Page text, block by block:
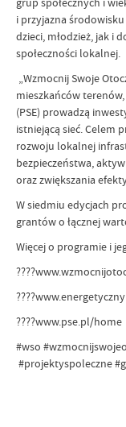
i przyjazna
dzieci, młodzież, jak i
społeczności lokalnej.
„Wzmocnij Swoje
mieszkańców
(PSE) prowadzą
istniejącą sieć. Celem
rozwoju lokalnej
bezpieczeństwa,
oraz zwiększania
W siedmiu edycjach
grantów o łącznej
Więcej o programie i
????www.pse.pl/home
#wso
#projektyspoleczne